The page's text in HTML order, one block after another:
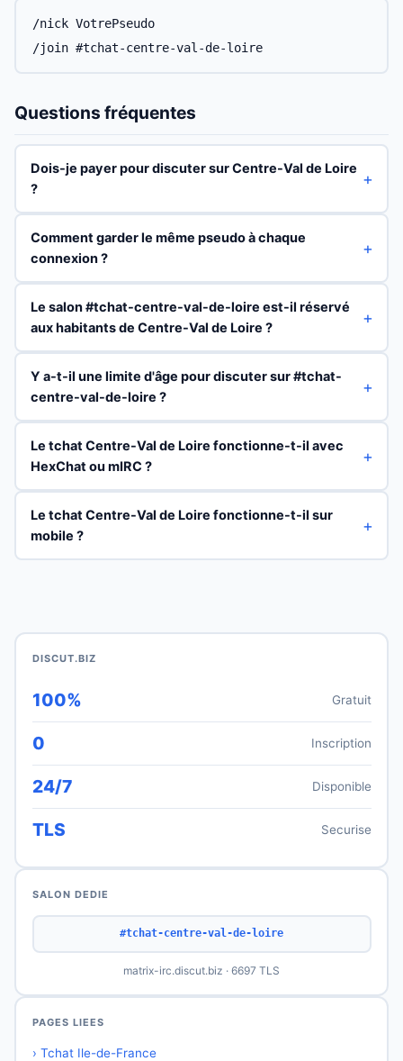
/nick VotrePseudo
/join #tchat-centre-val-de-loire
Questions fréquentes
Dois-je payer pour discuter sur Centre-Val de Loire
?
Comment garder le même pseudo à chaque
connexion ?
Le salon #tchat-centre-val-de-loire est-il réservé
aux habitants de Centre-Val de Loire ?
Y a-t-il une limite d'âge pour discuter sur #tchat-
centre-val-de-loire ?
Le tchat Centre-Val de Loire fonctionne-t-il avec
HexChat ou mIRC ?
Le tchat Centre-Val de Loire fonctionne-t-il sur
mobile ?
DISCUT.BIZ
100% Gratuit
0 Inscription
24/7 Disponible
TLS Securise
SALON DEDIE
#tchat-centre-val-de-loire
matrix-irc.discut.biz · 6697 TLS
PAGES LIEES
› Tchat Ile-de-France